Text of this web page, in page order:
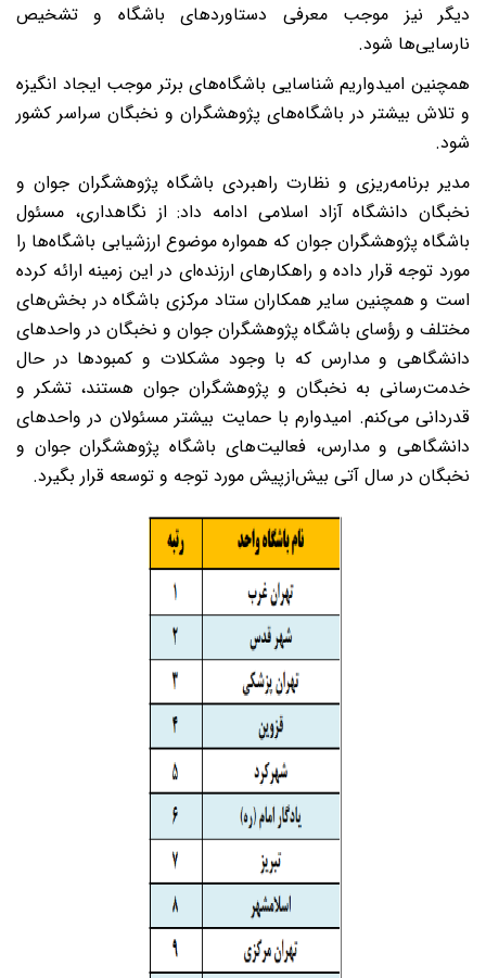
نیز موجب معرفی دستاوردهای باشگاه و تشخیص
شود.
امیدواریم شناسایی باشگاه‌های برتر موجب ایجاد انگیزه
تلاش بیشتر در باشگاه‌های پژوهشگران و نخبگان سراسر کشور
برنامه‌ریزی و نظارت راهبردی باشگاه پژوهشگران جوان و
دانشگاه آزاد اسلامی ادامه داد: از نگاهداری، مسئول
پژوهشگران جوان که همواره موضوع ارزشیابی باشگاه‌ها را
توجه قرار داده و راهکارهای ارزنده‌ای در این زمینه ارائه کرده
و همچنین سایر همکاران ستاد مرکزی باشگاه در بخش‌های
و رؤسای باشگاه پژوهشگران جوان و نخبگان در واحدهای
و مدارس که با وجود مشکلات و کمبودها در حال
به نخبگان و پژوهشگران جوان هستند، تشکر و
می‌کنم. امیدوارم با حمایت بیشتر مسئولان در واحدهای
و مدارس، فعالیت‌های باشگاه پژوهشگران جوان و
در سال آتی بیش‌ازپیش مورد توجه و توسعه قرار بگیرد.